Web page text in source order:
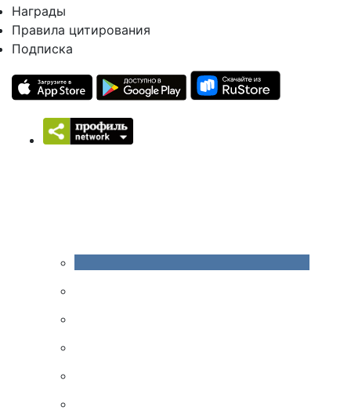
Награды
Правила цитирования
Подписка